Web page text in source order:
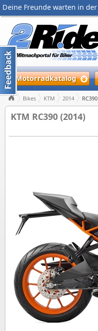
Deine Freunde warten in der
Motorradkatalog
Bikes KTM 2014 RC390
KTM RC390 (2014)